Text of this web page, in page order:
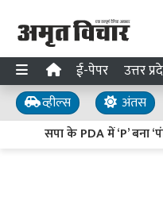
ई-पेपर उत्तर
व्हील्स अंतस
सपा के PDA में ‘P’ बना